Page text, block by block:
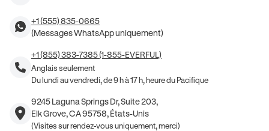
+1 (555) 835-0665
(Messages WhatsApp uniquement)
+1 (855) 383-7385 (1-855-EVERFUL)
Anglais seulement
Du lundi au vendredi, de 9 h à 17 h, heure du Pacifique
9245 Laguna Springs Dr, Suite 203,
Elk Grove, CA 95758, États-Unis
(Visites sur rendez-vous uniquement, merci)